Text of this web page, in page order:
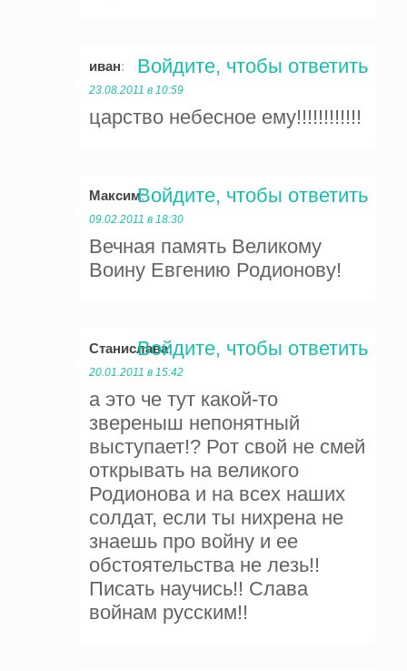
иван:
23.08.2011 в 10:59
царство небесное ему!!!!!!!!!!!!
Войдите, чтобы ответить
Максим:
09.02.2011 в 18:30
Вечная память Великому
Воину Евгению Родионову!
Войдите, чтобы ответить
Станислава:
20.01.2011 в 15:42
а это че тут какой-то
звереныш непонятный
выступает!? Рот свой не смей
открывать на великого
Родионова и на всех наших
солдат, если ты нихрена не
знаешь про войну и ее
обстоятельства не лезь!!
Писать научись!! Слава
войнам русским!!
Войдите, чтобы ответить